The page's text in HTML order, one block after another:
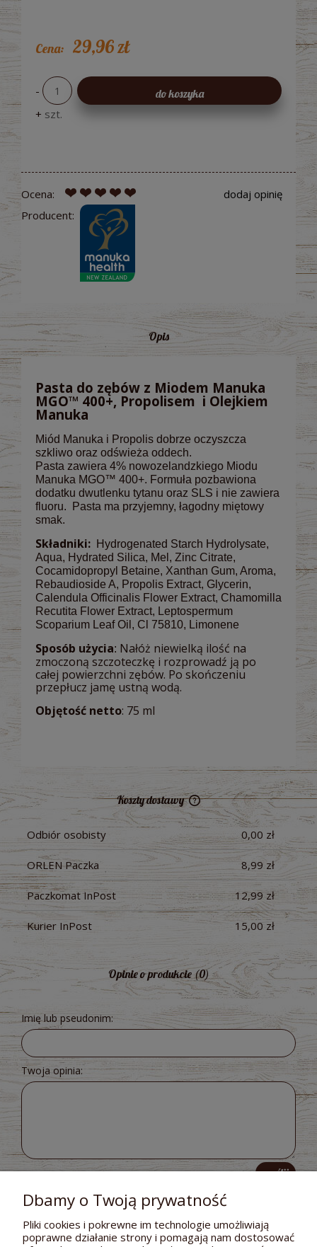
Cena: 29,96 zł
-
+ szt.
do koszyka
Ocena:
Producent:
dodaj opinię
Opis
Pasta do zębów z Miodem Manuka
MGO™ 400+, Propolisem i Olejkiem
Manuka
Miód Manuka i Propolis dobrze oczyszcza
szkliwo oraz odświeża oddech.
Pasta zawiera 4% nowozelandzkiego Miodu
Manuka MGO™ 400+. Formuła pozbawiona
dodatku dwutlenku tytanu oraz SLS i nie zawiera
fluoru. Pasta ma przyjemny, łagodny miętowy
smak.
Składniki: Hydrogenated Starch Hydrolysate,
Aqua, Hydrated Silica, Mel, Zinc Citrate,
Cocamidopropyl Betaine, Xanthan Gum, Aroma,
Rebaudioside A, Propolis Extract, Glycerin,
Calendula Officinalis Flower Extract, Chamomilla
Recutita Flower Extract, Leptospermum
Scoparium Leaf Oil, Cl 75810, Limonene
Sposób użycia: Nałóż niewielką ilość na
zmoczoną szczoteczkę i rozprowadź ją po
całej powierzchni zębów. Po skończeniu
przepłucz jamę ustną wodą.
Objętość netto: 75 ml
Koszty dostawy
Cena nie zawiera ewentualnych kosztów płatności
Odbiór osobisty 0,00 zł
ORLEN Paczka 8,99 zł
Paczkomat InPost 12,99 zł
Kurier InPost 15,00 zł
Opinie o produkcie (0)
Imię lub pseudonim:
Twoja opinia:
wyślij
POMOC
Dbamy o Twoją prywatność
Pliki cookies i pokrewne im technologie umożliwiają
poprawne działanie strony i pomagają nam dostosować